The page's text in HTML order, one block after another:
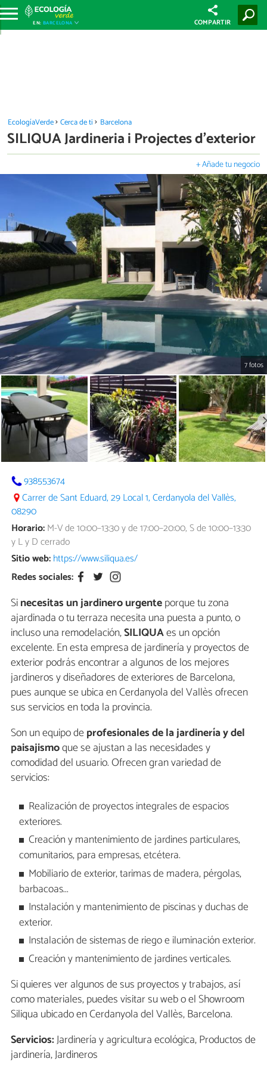
EN: BARCELONA COMPARTIR
EcologíaVerde Cerca de ti Barcelona
SILIQUA Jardineria i Projectes d'exterior
+ Añade tu negocio
7 fotos
938553674
Carrer de Sant Eduard, 29 Local 1, Cerdanyola del Vallès,
08290
Horario:M-V de 10:00–13:30 y de 17:00–20:00, S de 10:00–13:30
y L y D cerrado
Sitio web:https://www.siliqua.es/
Redes sociales:
Sinecesitas un jardinero urgenteporque tu zona
ajardinada o tu terraza necesita una puesta a punto, o
incluso una remodelación,SILIQUAes un opción
excelente. En esta empresa de jardinería y proyectos de
exterior podrás encontrar a algunos de los mejores
jardineros y diseñadores de exteriores de Barcelona,
pues aunque se ubica en Cerdanyola del Vallès ofrecen
sus servicios en toda la provincia.
Son un equipo deprofesionales de la jardinería y del
paisajismoque se ajustan a las necesidades y
comodidad del usuario. Ofrecen gran variedad de
servicios:
Realización de proyectos integrales de espacios
exteriores.
Creación y mantenimiento de jardines particulares,
comunitarios, para empresas, etcétera.
Mobiliario de exterior, tarimas de madera, pérgolas,
barbacoas...
Instalación y mantenimiento de piscinas y duchas de
exterior.
Instalación de sistemas de riego e iluminación exterior.
Creación y mantenimiento de jardines verticales.
Si quieres ver algunos de sus proyectos y trabajos, así
como materiales, puedes visitar su web o el Showroom
Siliqua ubicado en Cerdanyola del Vallès, Barcelona.
Servicios:Jardinería y agricultura ecológica, Productos de
jardinería, Jardineros